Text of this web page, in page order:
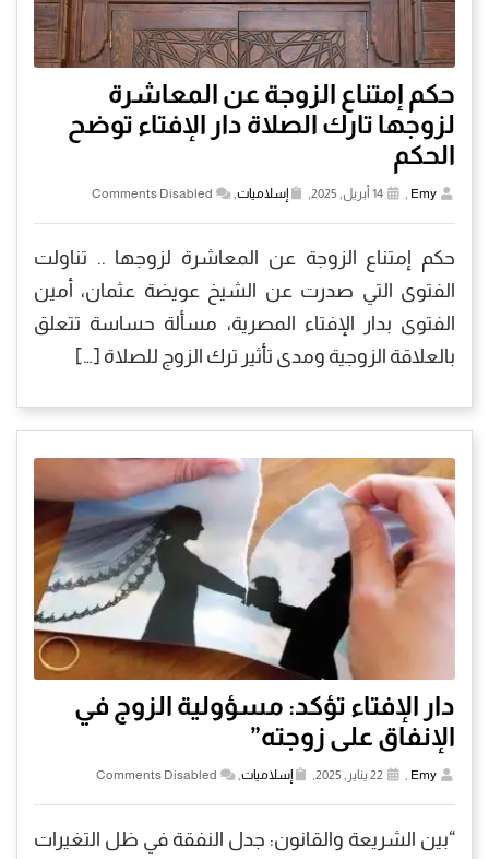
حكم إمتناع الزوجة عن المعاشرة
لزوجها تارك الصلاة دار الإفتاء توضح
الحكم
Emy إسلاميات Comments Disabled
حكم إمتناع الزوجة عن المعاشرة لزوجها .. تناولت
الفتوى التي صدرت عن الشيخ عويضة عثمان، أمين
الفتوى بدار الإفتاء المصرية، مسألة حساسة تتعلق
بالعلاقة الزوجية ومدى تأثير ترك الزوج للصلاة […]
دار الإفتاء تؤكد: مسؤولية الزوج في
الإنفاق على زوجته”
Emy
, إسلاميات,
Comments Disabled
“بين الشريعة والقانون: جدل النفقة في ظل التغيرات